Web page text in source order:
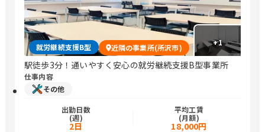
+1
就労継続支援B型 近隣の事業所(所沢市)
駅徒歩3分！通いやすく安心の就労継続支援B型事業所
仕事内容
その他
出勤日数
(週)
2日
平均工賃
(月額)
18,000円